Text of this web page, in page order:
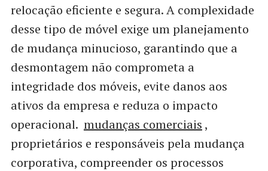
relocação eficiente e segura. A complexidade
desse tipo de móvel exige um planejamento
de mudança minucioso, garantindo que a
desmontagem não comprometa a
integridade dos móveis, evite danos aos
ativos da empresa e reduza o impacto
operacional. mudanças comerciais ,
proprietários e responsáveis pela mudança
corporativa, compreender os processos